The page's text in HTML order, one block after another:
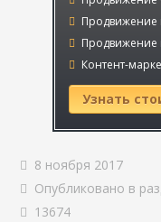
Продвижение
Продвижение
Контент-
Узнать
8 ноября 2017
Опубликовано в
13674